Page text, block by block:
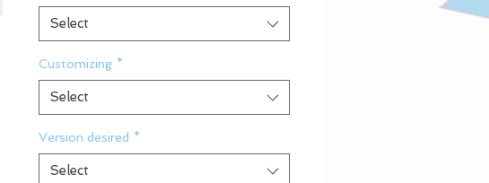
Select
Customizing *
Select
Version desired *
Select